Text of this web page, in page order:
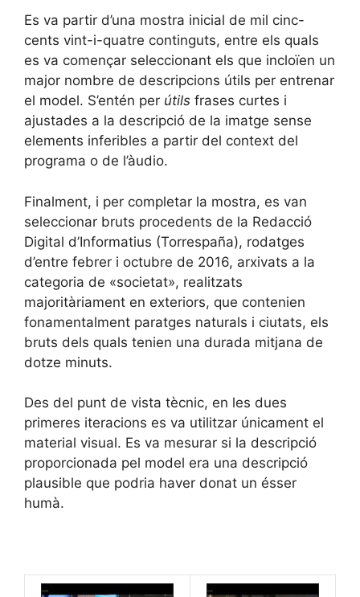
Es va partir d’una mostra inicial de mil cinc-
cents vint-i-quatre continguts, entre els quals
es va començar seleccionant els que incloïen un
major nombre de descripcions útils per entrenar
el model. S’entén per útils frases curtes i
ajustades a la descripció de la imatge sense
elements inferibles a partir del context del
programa o de l’àudio.
Finalment, i per completar la mostra, es van
seleccionar bruts procedents de la Redacció
Digital d’Informatius (Torrespaña), rodatges
d’entre febrer i octubre de 2016, arxivats a la
categoria de «societat», realitzats
majoritàriament en exteriors, que contenien
fonamentalment paratges naturals i ciutats, els
bruts dels quals tenien una durada mitjana de
dotze minuts.
Des del punt de vista tècnic, en les dues
primeres iteracions es va utilitzar únicament el
material visual. Es va mesurar si la descripció
proporcionada pel model era una descripció
plausible que podria haver donat un ésser
humà.